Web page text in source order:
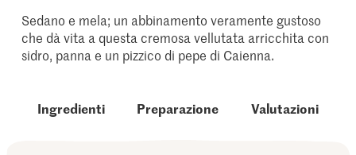
Sedano e mela; un abbinamento veramente gustoso
che dà vita a questa cremosa vellutata arricchita con
sidro, panna e un pizzico di pepe di Caienna.
Ingredienti Preparazione Valutazioni